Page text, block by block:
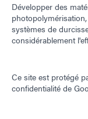
Développer des
systèmes de
considérablement
Ce site est protégé
confidentialité de